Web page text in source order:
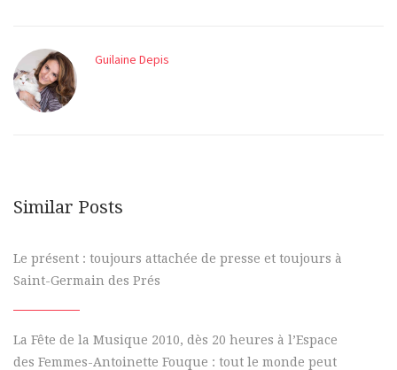
Guilaine Depis
Similar Posts
Le présent : toujours attachée de presse et toujours à
Saint-Germain des Prés
La Fête de la Musique 2010, dès 20 heures à l’Espace
des Femmes-Antoinette Fouque : tout le monde peut